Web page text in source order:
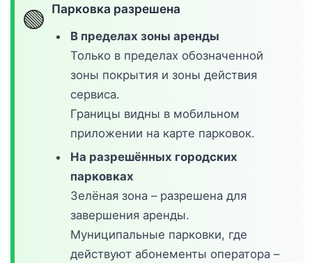
🟢 Парковка разрешена
В пределах зоны аренды
Только в пределах обозначенной
зоны покрытия и зоны действия
сервиса.
Границы видны в мобильном
приложении на карте парковок.
На разрешённых городских
парковках
Зелёная зона – разрешена для
завершения аренды.
Муниципальные парковки, где
действуют абонементы оператора –